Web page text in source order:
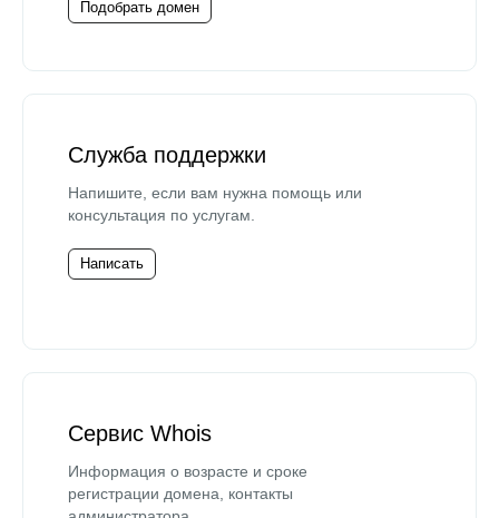
Подобрать домен
Служба поддержки
Напишите, если вам нужна помощь или
консультация по услугам.
Написать
Сервис Whois
Информация о возрасте и сроке
регистрации домена, контакты